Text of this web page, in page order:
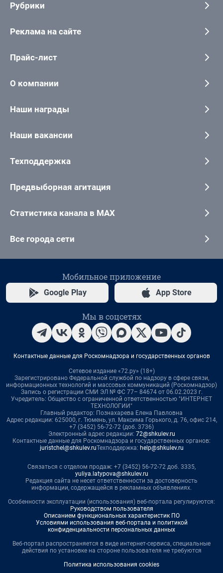
Рубрики
Реклама на сайте
Прайс-лист
О компании
Наши награды
Наши вакансии
Техподдержка
Предвыборная агитация
Статистика канала в MAX
Все города сети
Мобильное приложение
Google Play App Store
Мы в соцсетях
Контактные данные для Роскомнадзора и государственных органов
Сетевое издание «72.ру» (18+)
Зарегистрировано Федеральной службой по надзору в сфере связи,
информационных технологий и массовых коммуникаций (Роскомнадзор)
Запись о регистрации СМИ ЭЛ № ФС 77– 84674 от 06.02.2023 г.
Учредитель: Общество с ограниченной ответственностью "ИНТЕРНЕТ
ТЕХНОЛОГИИ"
Главный редактор: Познахарева Елена Павловна
Адрес редакции: 625000, г. Тюмень, ул. Максима Горького, д. 76, офис 214,
+7 (3452) 56-72-72 (доб. 3736)
Электронный адрес редакции: 72@shkulev.ru
Контактные данные для Роскомнадзора и государственных органов:
juristchel@shkulev.ruТехподдержка: help@shkulev.ru
Связаться с отделом продаж: +7 (3452) 56-72-72 доб. 3335,
yuliya.latypova@shkulev.ru
Редакция сайта не несет ответственности за достоверность
информации, содержащейся в рекламных объявлениях.
Особенности эксплуатации (использования) веб-портала регулируются:
Руководством пользователя
Описанием функциональных характеристик ПО
Условиями использования веб-портала и политикой
конфиденциальности персональных данных
Веб-портал распространяется в виде интернет-сервиса, специальные
действия по установке на стороне пользователя не требуются
Политика использования cookies